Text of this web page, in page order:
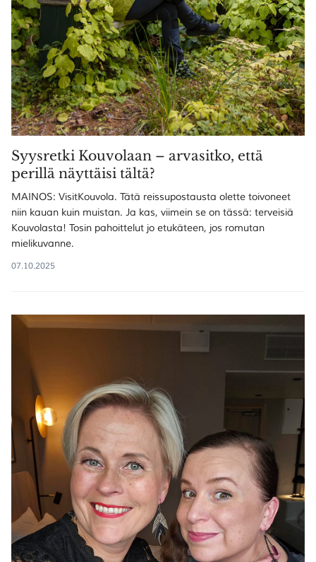
SULJE HAKU ✕
Syysretki Kouvolaan – arvasitko, että
perillä näyttäisi tältä?
MAINOS: VisitKouvola. Tätä reissupostausta olette toivoneet
niin kauan kuin muistan. Ja kas, viimein se on tässä: terveisiä
Kouvolasta! Tosin pahoittelut jo etukäteen, jos romutan
mielikuvanne.
07.10.2025